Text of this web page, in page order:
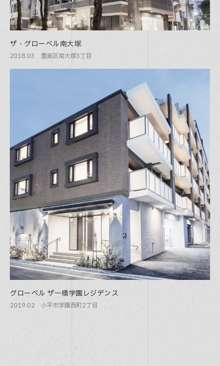
ザ・グローベル南大塚
2018.03 豊島区南大塚3丁目
グローベル ザ一橋学園レジデンス
2019.02 小平市学園西町2丁目